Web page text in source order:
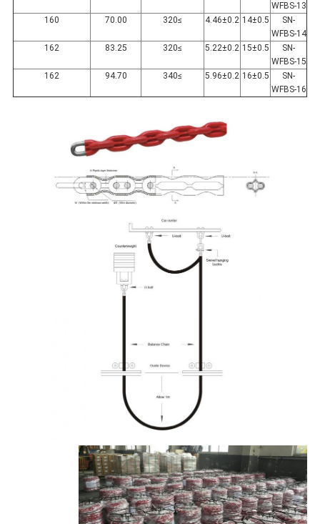
WFBS-13
SN-
WFBS-14
14±0.5
4.46±0.2
≥320
70.00
160
SN-
WFBS-15
15±0.5
5.22±0.2
≥320
83.25
162
SN-
WFBS-16
16±0.5
5.96±0.2
≥340
94.70
162